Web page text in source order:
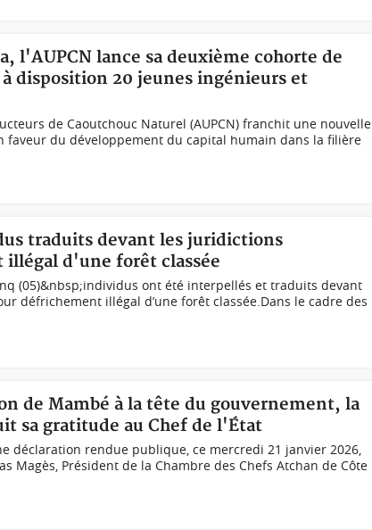
l'AUPCN lance sa deuxième cohorte de
disposition 20 jeunes ingénieurs et
de Caoutchouc Naturel (AUPCN) franchit une nouvelle
faveur du développement du capital humain dans la filière
traduits devant les juridictions
d'une forêt classée
(05)&nbsp;individus ont été interpellés et traduits devant
défrichement illégal d’une forêt classée.Dans le cadre des
de Mambé à la tête du gouvernement, la
sa gratitude au Chef de l'État
déclaration rendue publique, ce mercredi 21 janvier 2026,
Magès, Président de la Chambre des Chefs Atchan de Côte